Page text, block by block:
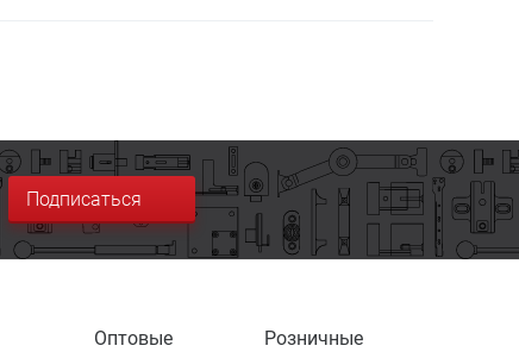
Подписаться
Оптовые
Розничные